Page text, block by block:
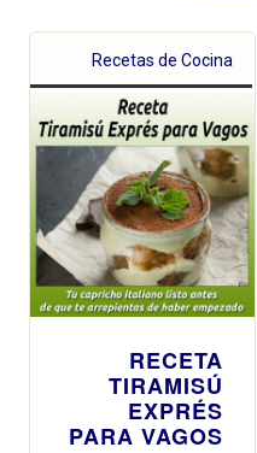
Recetas de Cocina
RECETA
TIRAMISÚ
EXPRÉS
PARA VAGOS